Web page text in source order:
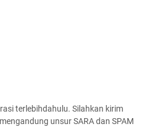
terlebihdahulu. Silahkan kirim
unsur SARA dan SPAM